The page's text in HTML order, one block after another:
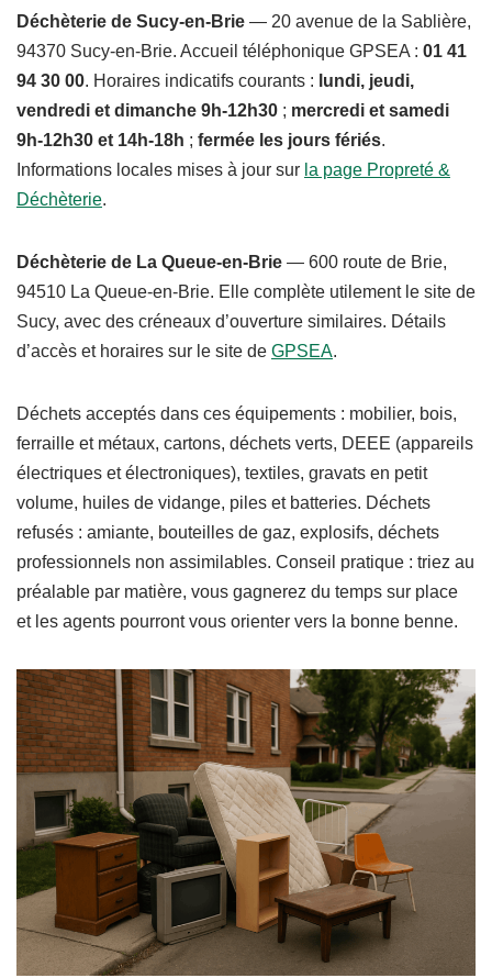
Déchèterie de Sucy-en-Brie — 20 avenue de la Sablière,
94370 Sucy-en-Brie. Accueil téléphonique GPSEA : 01 41
94 30 00. Horaires indicatifs courants : lundi, jeudi,
vendredi et dimanche 9h-12h30 ; mercredi et samedi
9h-12h30 et 14h-18h ; fermée les jours fériés.
Informations locales mises à jour sur la page Propreté &
Déchèterie.
Déchèterie de La Queue-en-Brie — 600 route de Brie,
94510 La Queue-en-Brie. Elle complète utilement le site de
Sucy, avec des créneaux d’ouverture similaires. Détails
d’accès et horaires sur le site de GPSEA.
Déchets acceptés dans ces équipements : mobilier, bois,
ferraille et métaux, cartons, déchets verts, DEEE (appareils
électriques et électroniques), textiles, gravats en petit
volume, huiles de vidange, piles et batteries. Déchets
refusés : amiante, bouteilles de gaz, explosifs, déchets
professionnels non assimilables. Conseil pratique : triez au
préalable par matière, vous gagnerez du temps sur place
et les agents pourront vous orienter vers la bonne benne.